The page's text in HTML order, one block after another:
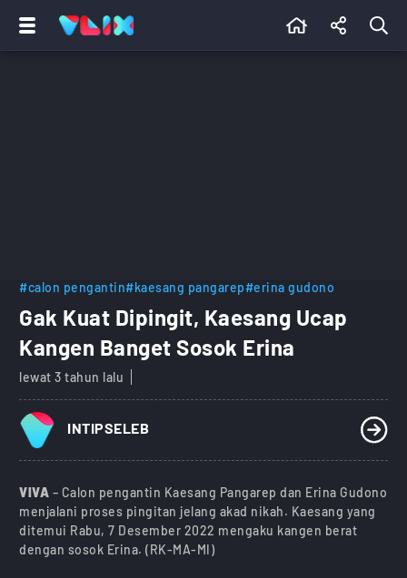
#calon pengantin#kaesang pangarep#erina gudono
Gak Kuat Dipingit, Kaesang Ucap
Kangen Banget Sosok Erina
lewat 3 tahun lalu
INTIPSELEB
VIVA – Calon pengantin Kaesang Pangarep dan Erina Gudono
menjalani proses pingitan jelang akad nikah. Kaesang yang
ditemui Rabu, 7 Desember 2022 mengaku kangen berat
dengan sosok Erina. (RK-MA-MI)